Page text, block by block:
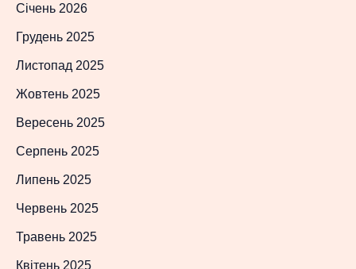
Січень 2026
Грудень 2025
Листопад 2025
Жовтень 2025
Вересень 2025
Серпень 2025
Липень 2025
Червень 2025
Травень 2025
Квітень 2025